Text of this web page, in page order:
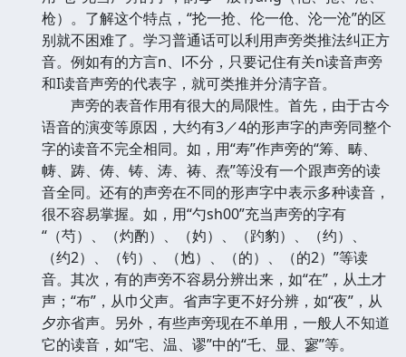
枪）。了解这个特点，“抡一抢、伦一伧、沦一沧”的区
别就不困难了。学习普通话可以利用声旁类推法纠正方
音。例如有的方言n、l不分，只要记住有关n读音声旁
和I读音声旁的代表字，就可类推并分清字音。
声旁的表音作用有很大的局限性。首先，由于古今
语音的演变等原因，大约有3／4的形声字的声旁同整个
字的读音不完全相同。如，用“寿”作声旁的“筹、畴、
帱、踌、俦、铸、涛、祷、焘”等没有一个跟声旁的读
音全同。还有的声旁在不同的形声字中表示多种读音，
很不容易掌握。如，用“勺sh00”充当声旁的字有
“（芍）、（灼酌）、（妁）、（趵豹）、（约）、
（约2）、（钓）、（尥）、（的）、（的2）”等读
音。其次，有的声旁不容易分辨出来，如“在”，从土才
声；“布”，从巾父声。省声字更不好分辨，如“夜”，从
夕亦省声。另外，有些声旁现在不单用，一般人不知道
它的读音，如“宅、温、谬”中的“乇、显、寥”等。